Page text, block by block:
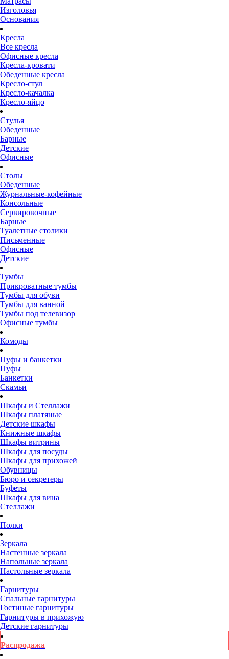
Изголовья
Основания
Кресла
Все кресла
Офисные кресла
Кресла-кровати
Обеденные кресла
Кресло-стул
Кресло-качалка
Кресло-яйцо
Стулья
Обеденные
Барные
Детские
Офисные
Столы
Обеденные
Журнальные-кофейные
Консольные
Сервировочные
Барные
Туалетные столики
Письменные
Офисные
Детские
Тумбы
Прикроватные тумбы
Тумбы для обуви
Тумбы для ванной
Тумбы под телевизор
Офисные тумбы
Комоды
Пуфы и банкетки
Пуфы
Банкетки
Скамьи
Шкафы и Стеллажи
Шкафы платяные
Детские шкафы
Книжные шкафы
Шкафы витрины
Шкафы для посуды
Шкафы для прихожей
Обувницы
Бюро и секретеры
Буфеты
Шкафы для вина
Стеллажи
Полки
Зеркала
Настенные зеркала
Напольные зеркала
Настольные зеркала
Гарнитуры
Спальные гарнитуры
Гостиные гарнитуры
Гарнитуры в прихожую
Детские гарнитуры
Распродажа